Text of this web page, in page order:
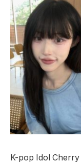
K-pop Idol